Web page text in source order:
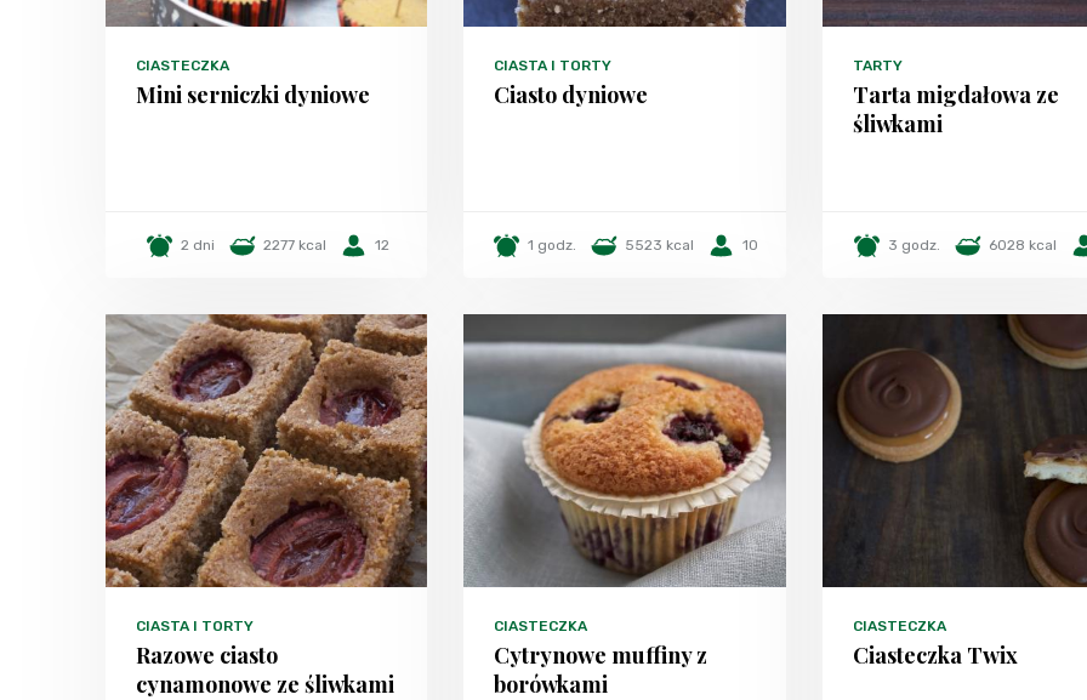
CIASTECZKA
Mini serniczki dyniowe
2 dni 2277 kcal 12
CIASTA I TORTY
Ciasto dyniowe
1 godz. 5523 kcal 10
TARTY
Tarta migdałowa ze
śliwkami
3 godz. 6028 kcal
CIASTA I TORTY
Razowe ciasto
cynamonowe ze śliwkami
CIASTECZKA
Cytrynowe muffiny z
borówkami
CIASTECZKA
Ciasteczka Twix